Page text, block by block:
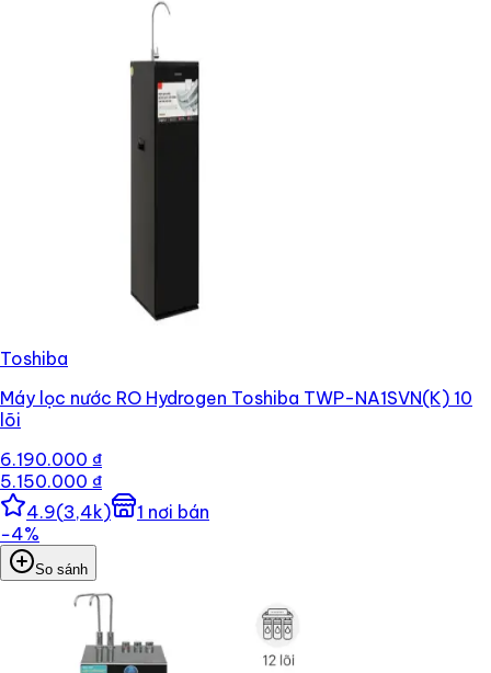
Toshiba
Máy lọc nước RO Hydrogen Toshiba TWP-NA1SVN(K) 10
lõi
6.190.000 ₫
5.150.000 ₫
4.9(3,4k) 1 nơi bán
−4%
So sánh